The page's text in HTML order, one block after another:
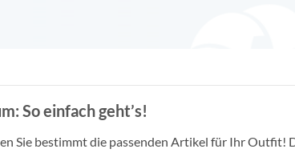
So einfach geht’s!
Sie bestimmt die passenden Artikel für Ihr